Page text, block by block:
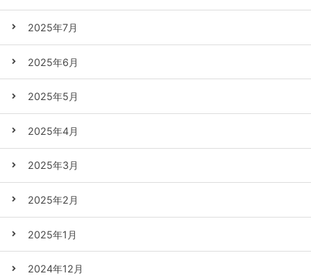
2025年7月
2025年6月
2025年5月
2025年4月
2025年3月
2025年2月
2025年1月
2024年12月